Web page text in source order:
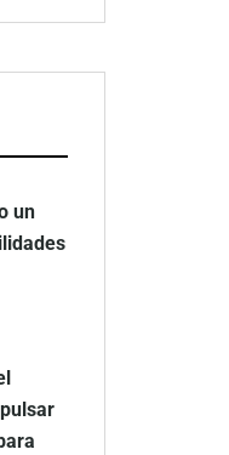
un